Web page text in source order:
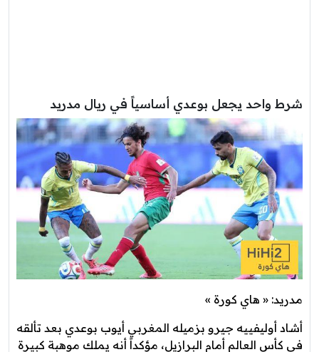
شرط واحد يجعل بوعدي أساسياً في ريال مدريد
مدريد: « هاي كورة »
أشاد أوليفييه جيرو بزميله المغربي أيوب بوعدي بعد تألقه
في كأس العالم أمام البرازيل، مؤكداً أنه يملك موهبة كبيرة